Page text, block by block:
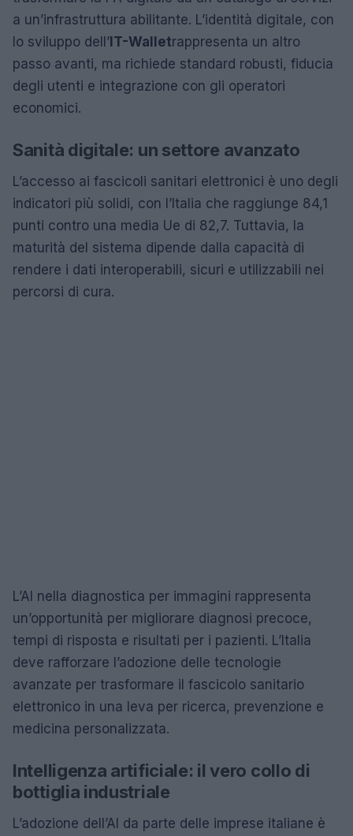
a un’infrastruttura abilitante. L’identità digitale, con
lo sviluppo dell’ IT-Walletrappresenta un altro
passo avanti, ma richiede standard robusti, fiducia
degli utenti e integrazione con gli operatori
economici.
Sanità digitale: un settore avanzato
L’accesso ai fascicoli sanitari elettronici è uno degli
indicatori più solidi, con l’Italia che raggiunge 84,1
punti contro una media Ue di 82,7. Tuttavia, la
maturità del sistema dipende dalla capacità di
rendere i dati interoperabili, sicuri e utilizzabili nei
percorsi di cura.
L’AI nella diagnostica per immagini rappresenta
un’opportunità per migliorare diagnosi precoce,
tempi di risposta e risultati per i pazienti. L’Italia
deve rafforzare l’adozione delle tecnologie
avanzate per trasformare il fascicolo sanitario
elettronico in una leva per ricerca, prevenzione e
medicina personalizzata.
Intelligenza artificiale: il vero collo di
bottiglia industriale
L’adozione dell’AI da parte delle imprese italiane è